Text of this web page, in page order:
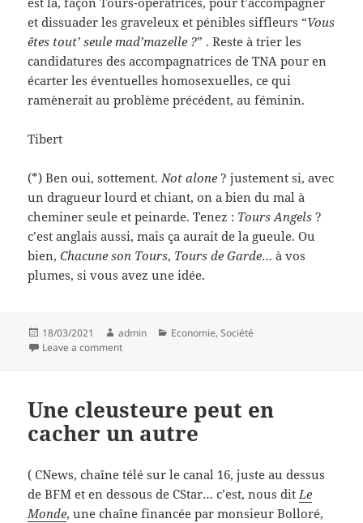
et dissuader les graveleux et pénibles siffleurs “Vous
êtes tout’ seule mad’mazelle ?” . Reste à trier les
candidatures des accompagnatrices de TNA pour en
écarter les éventuelles homosexuelles, ce qui
ramènerait au problème précédent, au féminin.
Tibert
(*) Ben oui, sottement. Not alone ? justement si, avec
un dragueur lourd et chiant, on a bien du mal à
cheminer seule et peinarde. Tenez : Tours Angels ?
c’est anglais aussi, mais ça aurait de la gueule. Ou
bien,Chacune son Tours, Tours de Garde… à vos
plumes, si vous avez une idée.
Posted
on
18/03/2021 Author
admin Categories
Economie,Société
Leave a commenton Presse, deux revues
Une cleusteure peut en
cacher un autre
( CNews, chaîne télé sur le canal 16, juste au dessus
de BFM et en dessous de CStar… c’est, nous dit Le
Monde, une chaîne financée par monsieur Bolloré,